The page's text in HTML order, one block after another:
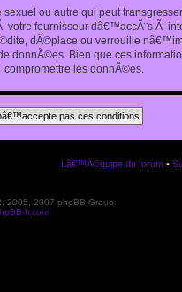
ou autre qui peut
fournisseur dâ€™accÃ¨s Ã
dÃ©place ou verrouille
Bien que ces
compromettre les donnÃ©es.
Lâ€™Ã©quipe du forum •
2005, 2007 phpBB Group
fr.com